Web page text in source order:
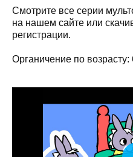
Смотрите все серии
на нашем сайте или
регистрации.
Органичение по возрасту: